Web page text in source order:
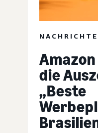
die
„Beste